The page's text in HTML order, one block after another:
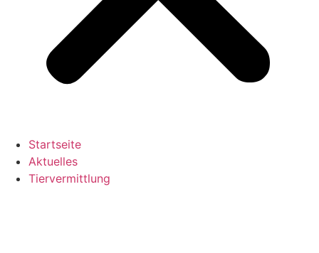
Startseite
Aktuelles
Tiervermittlung